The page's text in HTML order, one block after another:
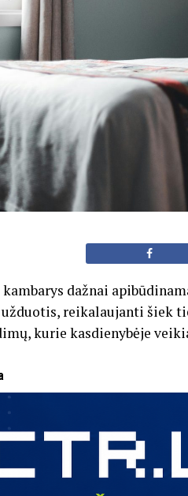
kambarys dažnai
reikalaujanti šiek
kurie kasdienybėje